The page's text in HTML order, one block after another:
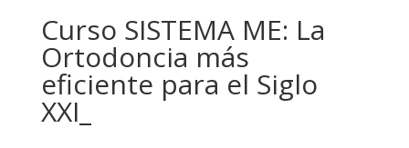
Curso SISTEMA ME: La
Ortodoncia más
eficiente para el Siglo
XXI_